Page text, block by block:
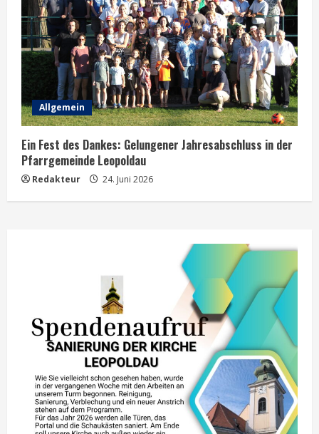
Allgemein
Ein Fest des Dankes: Gelungener Jahresabschluss in der
Pfarrgemeinde Leopoldau
Redakteur 24. Juni 2026